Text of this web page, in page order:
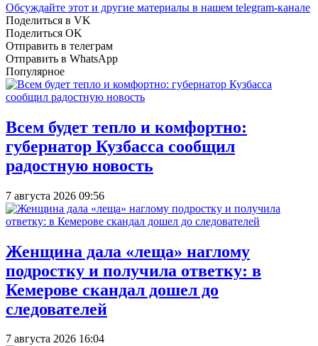
Обсуждайте этот и другие материалы в нашем telegram-канале
Поделиться в VK
Поделиться OK
Отправить в телеграм
Отправить в WhatsApp
Популярное
Всем будет тепло и комфортно:
губернатор Кузбасса сообщил
радостную новость
7 августа 2026 09:56
Женщина дала «леща» наглому
подростку и получила ответку: в
Кемерове скандал дошел до
следователей
7 августа 2026 16:04